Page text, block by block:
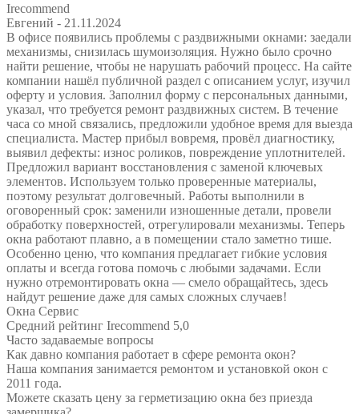
Irecommend
Евгений - 21.11.2024
В офисе появились проблемы с раздвижными окнами: заедали
механизмы, снизилась шумоизоляция. Нужно было срочно
найти решение, чтобы не нарушать рабочий процесс. На сайте
компании нашёл публичной раздел с описанием услуг, изучил
оферту и условия. Заполнил форму с персональных данными,
указал, что требуется ремонт раздвижных систем. В течение
часа со мной связались, предложили удобное время для выезда
специалиста. Мастер прибыл вовремя, провёл диагностику,
выявил дефекты: износ роликов, повреждение уплотнителей.
Предложил вариант восстановления с заменой ключевых
элементов. Используем только проверенные материалы,
поэтому результат долговечный. Работы выполнили в
оговоренный срок: заменили изношенные детали, провели
обработку поверхностей, отрегулировали механизмы. Теперь
окна работают плавно, а в помещении стало заметно тише.
Особенно ценю, что компания предлагает гибкие условия
оплаты и всегда готова помочь с любыми задачами. Если
нужно отремонтировать окна — смело обращайтесь, здесь
найдут решение даже для самых сложных случаев!
Окна Сервис
Средний рейтинг Irecommend 5,0
Часто задаваемые вопросы
Как давно компания работает в сфере ремонта окон?
Наша компания занимается ремонтом и установкой окон с
2011 года.
Можете сказать цену за герметизацию окна без приезда